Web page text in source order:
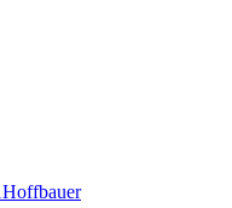
Autor
Hoffbauer